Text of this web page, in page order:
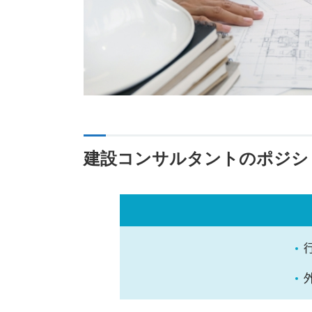
建設コンサルタントのポジ